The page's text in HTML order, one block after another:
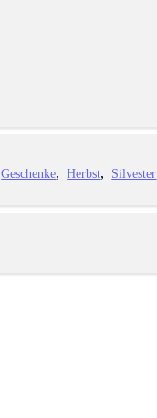
Geschenke Herbst
Silvester